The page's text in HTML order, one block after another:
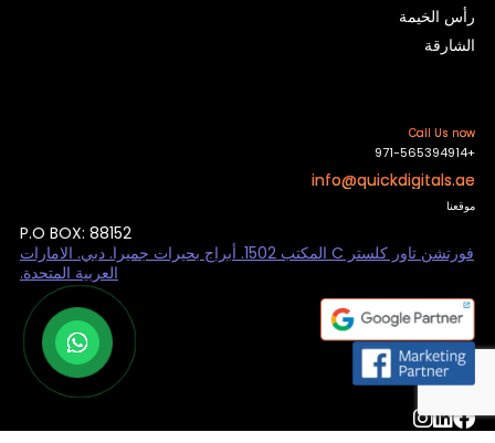
رأس الخيمة
الشارقة
Call Us now
+971-565394914
info@quickdigitals.ae
موقعنا
P.O BOX: 88152
فورتشن تاور كلستر C المكتب 1502. أبراج بحيرات جميرا. دبي. الامارات
العربية المتحدة.